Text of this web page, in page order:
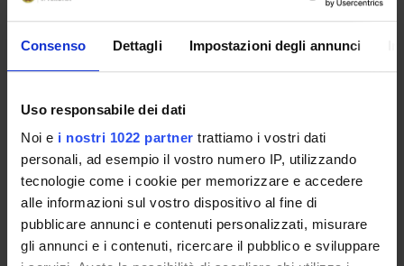
Consenso Dettagli Impostazioni degli annunci
Uso responsabile dei dati
Noi e i nostri 1022 partner trattiamo i vostri dati
personali, ad esempio il vostro numero IP, utilizzando
tecnologie come i cookie per memorizzare e accedere
alle informazioni sul vostro dispositivo al fine di
pubblicare annunci e contenuti personalizzati, misurare
gli annunci e i contenuti, ricercare il pubblico e sviluppare
MYUNIVR
Come iscriversi
Preparati con Univr
Conoscenze iniziali - Saperi Minimi (OFA)
Insegnamenti
Calendario didattico
Orario lezioni
Piani didattici